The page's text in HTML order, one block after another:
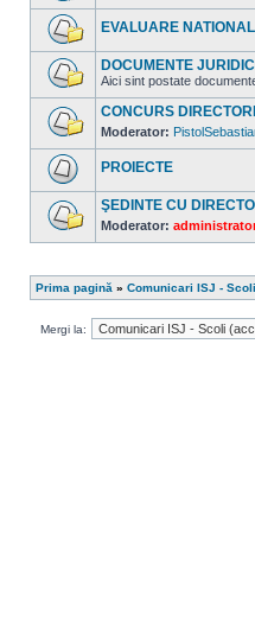
Nu
sunt
mesaje
Nu
sunt
mesaje
necitite
EVALUARE
sunt
mesaje
necitite
DOCUMENTE
Aici sint postate
mesaje
CONCURS
Moderator:
Nu
sunt
mesaje
necitite
PROIECTE
necitite
ŞEDINTE CU
Moderator:
Prima pagină » Comunicari ISJ -
Mergi la: